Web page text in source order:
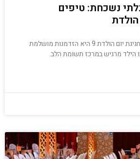
נשכחת: טיפים
רעיונות ליום הולדת 9 חגיגת יום הולדת 9 היא הזדמנות מושלמת
הילד מרגיש במרכז תשומת הלב.